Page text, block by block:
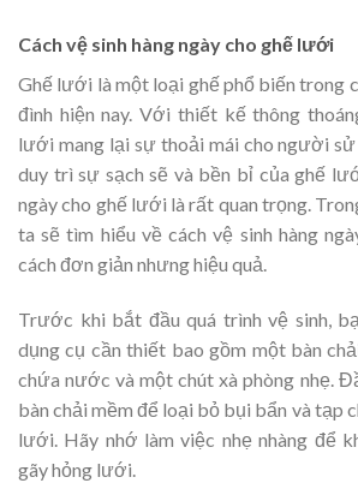
Cách vệ sinh hàng ngày cho ghế lưới
Ghế lưới là một loại ghế phổ biến trong
đình hiện nay. Với thiết kế thông
lưới mang lại sự thoải mái cho người sử
duy trì sự sạch sẽ và bền bỉ của ghế
ngày cho ghế lưới là rất quan trọng.
ta sẽ tìm hiểu về cách vệ sinh hàng
cách đơn giản nhưng hiệu quả.
Trước khi bắt đầu quá trình vệ sinh,
dụng cụ cần thiết bao gồm một bàn
chứa nước và một chút xà phòng nhẹ.
bàn chải mềm để loại bỏ bụi bẩn và tạp
lưới. Hãy nhớ làm việc nhẹ nhàng để
gãy hỏng lưới.